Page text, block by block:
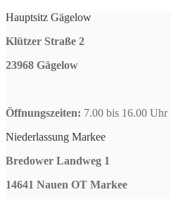
Hauptsitz Gägelow
Klützer Straße 2
23968 Gägelow
Öffnungszeiten: 7.00 bis 16.00 Uhr
Niederlassung Markee
Bredower Landweg 1
14641 Nauen OT Markee